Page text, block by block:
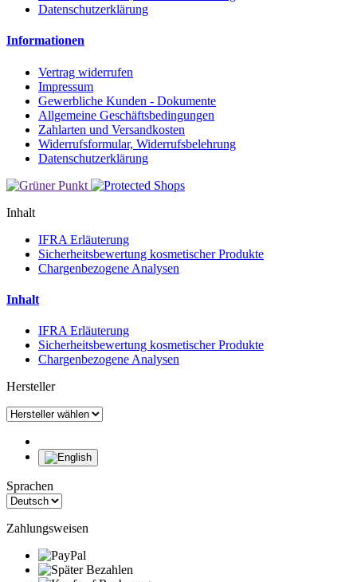
Datenschutzerklärung
Informationen
Vertrag widerrufen
Impressum
Gewerbliche Kunden - Dokumente
Allgemeine Geschäftsbedingungen
Zahlarten und Versandkosten
Widerrufsformular, Widerrufsbelehrung
Datenschutzerklärung
Inhalt
IFRA Erläuterung
Sicherheitsbewertung kosmetischer Produkte
Chargenbezogene Analysen
Inhalt
IFRA Erläuterung
Sicherheitsbewertung kosmetischer Produkte
Chargenbezogene Analysen
Hersteller
Sprachen
Zahlungsweisen